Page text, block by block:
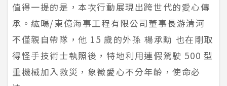
值得一提的是，本次行動展現出跨世代的愛心傳
承。紘暘/東億海事工程有限公司董事長游清河
不僅親自帶隊，他 15 歲的外孫 楊承勳 也在剛取
得怪手技術士執照後，特地利用連假駕駛 500 型
重機械加入救災，象徵愛心不分年齡，使命必